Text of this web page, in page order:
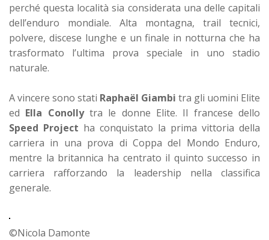
perché questa località sia considerata una delle capitali
dell’enduro mondiale. Alta montagna, trail tecnici,
polvere, discese lunghe e un finale in notturna che ha
trasformato l’ultima prova speciale in uno stadio
naturale.
A vincere sono stati Raphaël Giambi tra gli uomini Elite
ed Ella Conollytra le donne Elite. Il francese dello
Speed Project ha conquistato la prima vittoria della
carriera in una prova di Coppa del Mondo Enduro,
mentre la britannica ha centrato il quinto successo in
carriera rafforzando la leadership nella classifica
generale.
©Nicola Damonte